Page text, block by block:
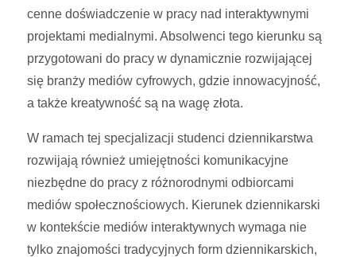
cenne doświadczenie w pracy nad interaktywnymi
projektami medialnymi. Absolwenci tego kierunku są
przygotowani do pracy w dynamicznie rozwijającej
się branży mediów cyfrowych, gdzie innowacyjność,
a także kreatywność są na wagę złota.
W ramach tej specjalizacji studenci dziennikarstwa
rozwijają również umiejętności komunikacyjne
niezbędne do pracy z różnorodnymi odbiorcami
mediów społecznościowych. Kierunek dziennikarski
w kontekście mediów interaktywnych wymaga nie
tylko znajomości tradycyjnych form dziennikarskich,